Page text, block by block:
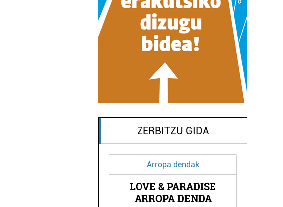
ZERBITZU GIDA
LOVE & PARADISE
ARROPA DENDA
BAT KIROL ETA